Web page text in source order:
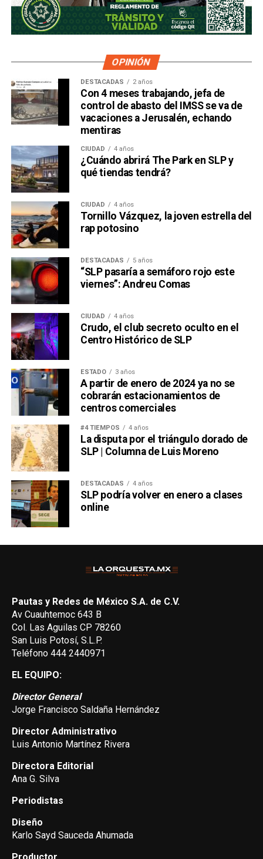
OPINIÓN
DESTACADAS 2 años
Con 4 meses trabajando, jefa de
control de abasto del IMSS se va de
vacaciones a Jerusalén, echando
mentiras
CIUDAD 4 años
¿Cuándo abrirá The Park en SLP y
qué tiendas tendrá?
CIUDAD 4 años
Tornillo Vázquez, la joven estrella del
rap potosino
DESTACADAS 5 años
“SLP pasaría a semáforo rojo este
viernes”: Andreu Comas
CIUDAD 4 años
Crudo, el club secreto oculto en el
Centro Histórico de SLP
ESTADO 3 años
A partir de enero de 2024 ya no se
cobrarán estacionamientos de
centros comerciales
#4 TIEMPOS 4 años
La disputa por el triángulo dorado de
SLP | Columna de Luis Moreno
DESTACADAS 4 años
SLP podría volver en enero a clases
online
Pautas y Redes de México S.A. de C.V.
Av Cuauhtemoc 643 B
Col. Las Aguilas CP 78260
San Luis Potosí, S.L.P.
Teléfono 444 2440971
EL EQUIPO:
Director General
Jorge Francisco Saldaña Hernández
Director Administrativo
Luis Antonio Martínez Rivera
Directora Editorial
Ana G. Silva
Periodistas
Diseño
Karlo Sayd Sauceda Ahumada